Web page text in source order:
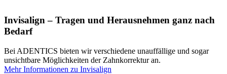
Invisalign – Tragen und Herausnehmen ganz nach
Bedarf
Bei ADENTICS bieten wir verschiedene unauffällige und sogar
unsichtbare Möglichkeiten der Zahnkorrektur an.
Mehr Informationen zu Invisalign